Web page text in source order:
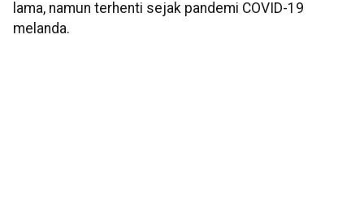
lama, namun terhenti sejak pandemi COVID-19
melanda.